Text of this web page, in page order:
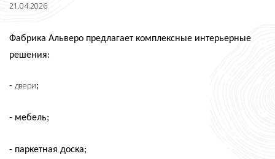
21.04.2026
Фабрика Альверо предлагает комплексные интерьерные
решения:
- двери;
- мебель;
- паркетная доска;